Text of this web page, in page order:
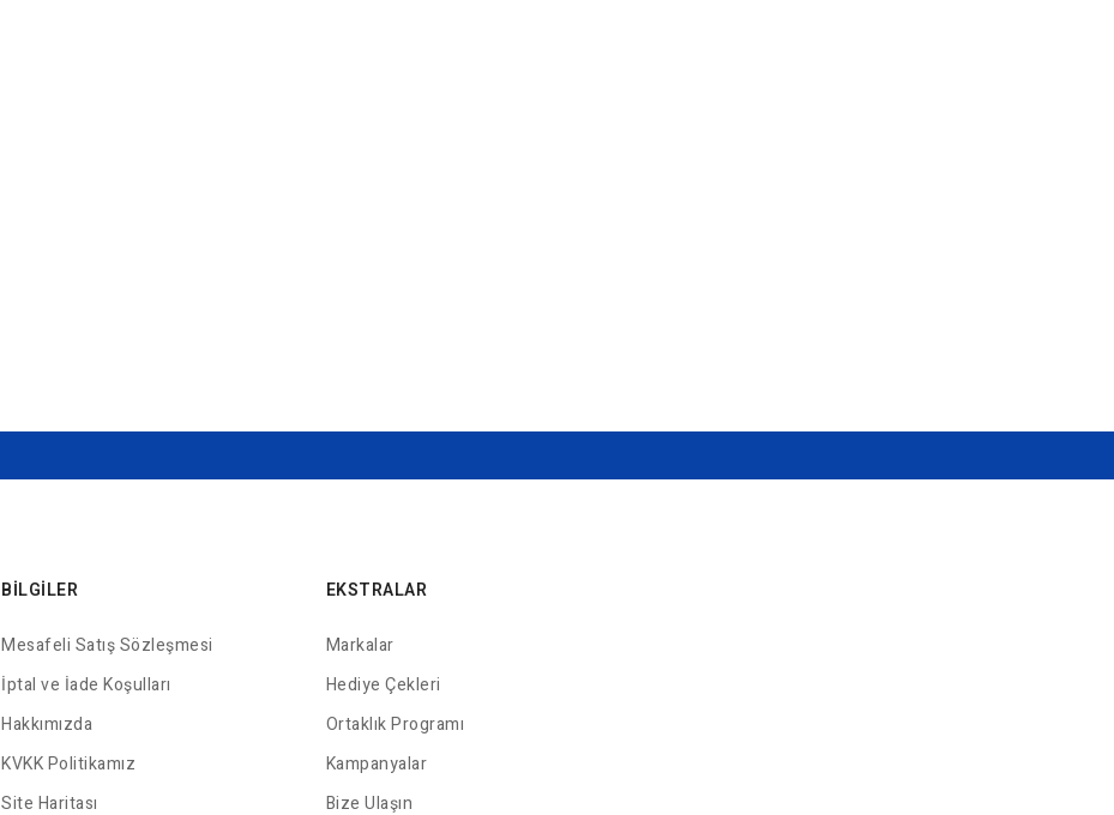
BILGILER
Mesafeli Satış Sözleşmesi
İptal ve İade Koşulları
Hakkımızda
KVKK Politikamız
Site Haritası
EKSTRALAR
Markalar
Hediye Çekleri
Ortaklık Programı
Kampanyalar
Bize Ulaşın